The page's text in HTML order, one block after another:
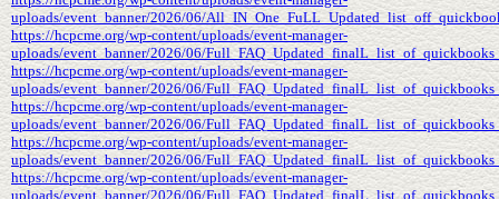
uploads/event_banner/2026/06/
https://hcpcme.org/wp-content/uploads/event-manager-
uploads/event_banner/2026/06/
https://hcpcme.org/wp-content/uploads/event-manager-
uploads/event_banner/2026/06/
https://hcpcme.org/wp-content/uploads/event-manager-
uploads/event_banner/2026/06/
https://hcpcme.org/wp-content/uploads/event-manager-
uploads/event_banner/2026/06/
https://hcpcme.org/wp-content/uploads/event-manager-
uploads/event_banner/2026/06/